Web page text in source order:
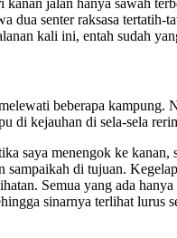
senter raksasa
kali ini, entah sudah
beberapa kampung.
di kejauhan di sela-sela
saya menengok ke
di tujuan.
Semua yang ada
sinarnya terlihat lurus